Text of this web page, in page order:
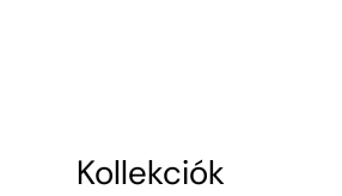
Kollekciók